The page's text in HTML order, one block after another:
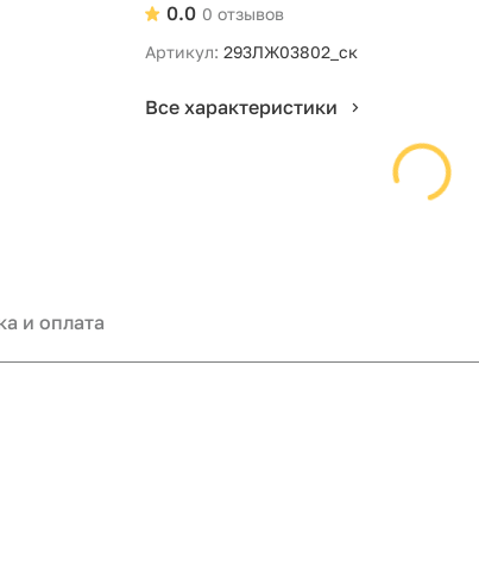
0 отзывов
0.0
Артикул: 293ЛЖ03802_ск
Все характеристики
и оплата